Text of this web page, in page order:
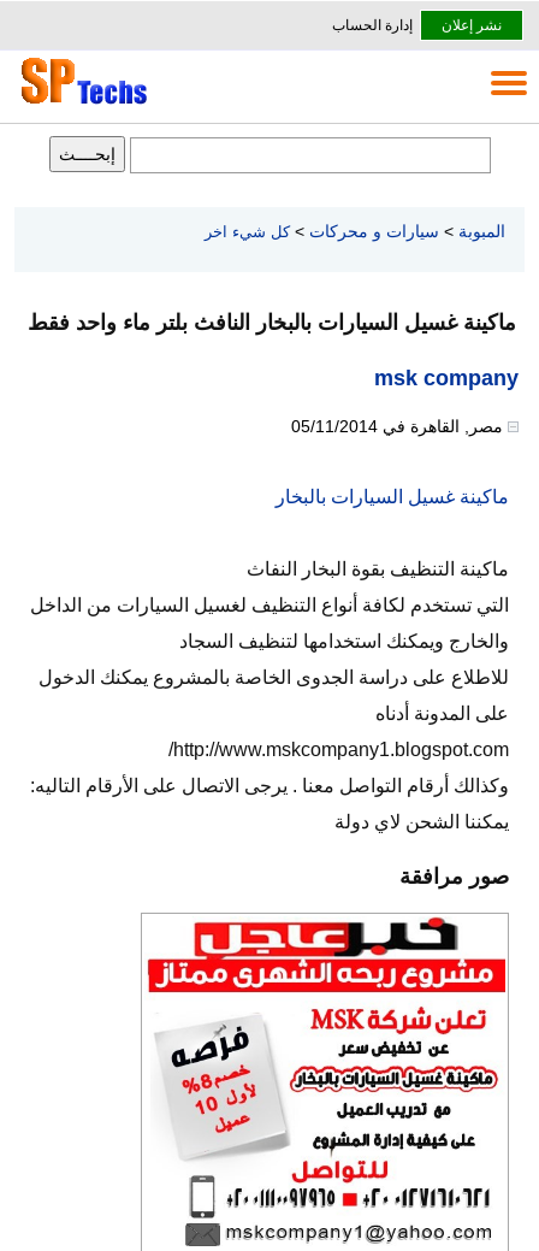
نشر إعلان إدارة الحساب
المبوبة > سيارات و محركات > كل شيء اخر
ماكينة غسيل السيارات بالبخار النافث بلتر ماء واحد فقط
msk company
مصر القاهرة في 05/11/2014
ماكينة غسيل السيارات بالبخار
ماكينة التنظيف بقوة البخار النفاث
التي تستخدم لكافة أنواع التنظيف لغسيل السيارات من الداخل
والخارج ويمكنك استخدامها لتنظيف السجاد
للاطلاع على دراسة الجدوى الخاصة بالمشروع يمكنك الدخول
على المدونة أدناه
http://www.mskcompany1.blogspot.com/
وكذالك أرقام التواصل معنا . يرجى الاتصال على الأرقام التاليه:
يمكننا الشحن لاي دولة
صور مرافقة